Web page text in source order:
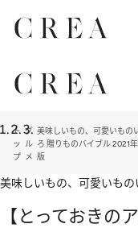
ト
ッ
プ
グ
ル
メ
美味しいもの、可愛いもの
ろ 贈りものバイブル 2021
版
美味しいもの、可愛いも
【とっておき